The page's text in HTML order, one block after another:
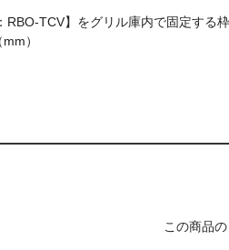
RBO-TCV】をグリル庫内で固定する
）
この商品